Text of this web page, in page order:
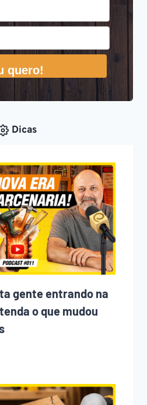
quero!
Dicas
gente entrando na
o que mudou